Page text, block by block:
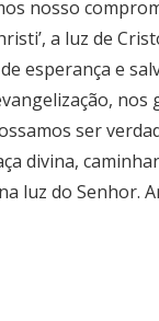
nosso
a luz de
esperança e
nos
ser
divina,
luz do Senhor.